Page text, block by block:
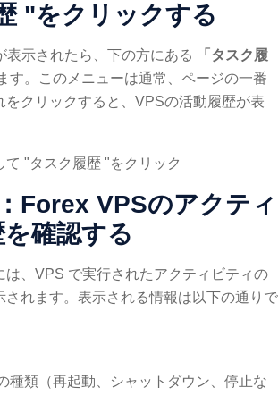
"をクリックする
表示されたら、下の方にある
「タスク履
す。このメニューは通常、ページの一番
をクリックすると、VPSの活動履歴が表
Forex VPSのアクティ
確認する
は、VPS で実行されたアクティビティの
されます。表示される情報は以下の通りで
種類（再起動、シャットダウン、停止な